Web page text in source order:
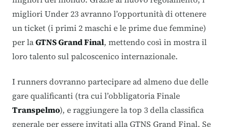
migliori Under 23 avranno l’opportunità di ottenere
un ticket (i primi 2 maschi e le prime due femmine)
per laGTNS Grand Final, mettendo così in mostra il
loro talento sul palcoscenico internazionale.
I runners dovranno partecipare ad almeno due delle
gare qualificanti (tra cui l’obbligatoria Finale
Transpelmo), e raggiungere la top 3 della classifica
generale per essere invitati alla GTNS Grand Final. Se